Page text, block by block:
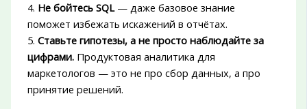
4. Не бойтесь SQL— даже базовое знание
поможет избежать искажений в отчётах.
5. Ставьте гипотезы, а не просто наблюдайте за
цифрами.Продуктовая аналитика для
маркетологов — это не про сбор данных, а про
принятие решений.